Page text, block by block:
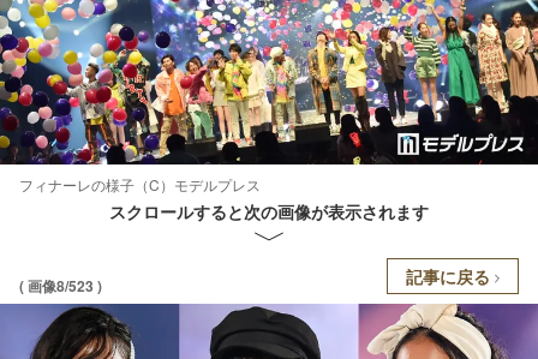
フィナーレの様子（C）モデルプレス
スクロールすると次の画像が表示されます
( 画像8/523 ) 記事に戻る